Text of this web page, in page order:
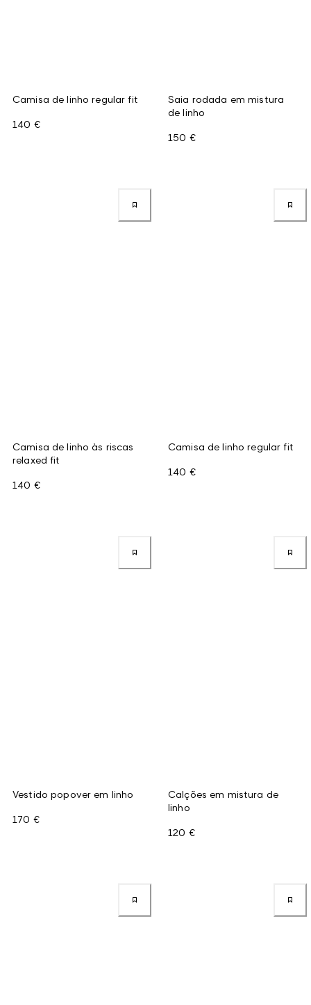
Camisa de linho regular fit
140 €
Saia rodada em mistura
de linho
150 €
Camisa de linho às riscas
relaxed fit
140 €
Camisa de linho regular fit
140 €
Vestido popover em linho
170 €
Calções em mistura de
linho
120 €